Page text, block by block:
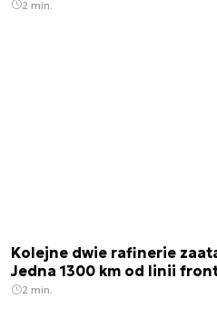
2 min.
Kolejne dwie rafinerie
Jedna 1300 km od linii
2 min.